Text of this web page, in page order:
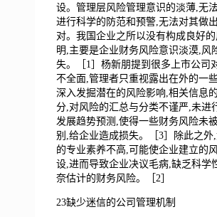
设。管理层风险管理意识的淡薄,无
进行科学的防范和预警,无法对其做
对。我国企业之所以没有构成良好
明,主要是企业财务风险意识淡漠,风
失。［1］杨新朋提到很多上市公司
不全面,管理者只重视露出在外的一
深入发掘潜在的风险影响,相关信息
分,对风险的汇总与分类不谨严,未进
发展趋势预测,使得一些财务风险未
别,给企业造成损失。［3］除此之外
的专业素养不高,可能使企业建立的
设,进而导致企业决议毛病,缺乏科学
奈估计的财务风险。［2］
23缺少迷信的公司管理机制